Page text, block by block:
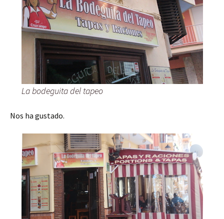
La bodeguita del tapeo
Nos ha gustado.